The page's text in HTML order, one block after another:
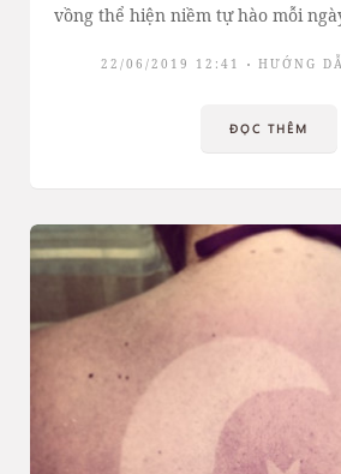
vồng thể hiện niềm tự hào mỗi
22/06/2019 12:41 HƯỚNG
ĐỌC THÊM